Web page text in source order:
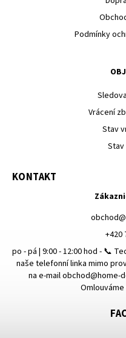
Podmínky
Vrácení
Stav
KONTAKT
obchod@
+420
po - pá | 9:00 - 12:00 hod - 📞
naše telefonní linka mimo
na e-mail obchod@home-